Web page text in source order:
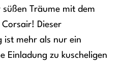
süßen Träume mit dem
Corsair! Dieser
ist mehr als nur ein
Einladung zu kuscheligen